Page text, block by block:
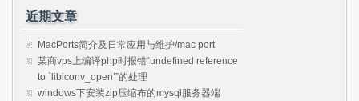
近期文章
MacPorts简介及日常应用与维护/mac port
某商vps上编译php时报错“undefined reference
to `libiconv_open’”的处理
windows下安装zip压缩布的mysql服务器端